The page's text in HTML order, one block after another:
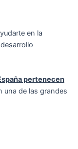
en la
pertenecen
una de las grandes